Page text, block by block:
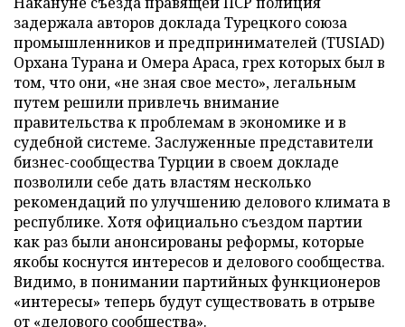
задержала авторов доклада Турецкого союза
промышленников и предпринимателей (TUSIAD)
Орхана Турана и Омера Араса, грех которых был в
том, что они, «не зная свое место», легальным
путем решили привлечь внимание
правительства к проблемам в экономике и в
судебной системе. Заслуженные представители
бизнес-сообщества Турции в своем докладе
позволили себе дать властям несколько
рекомендаций по улучшению делового климата в
республике. Хотя официально съездом партии
как раз были анонсированы реформы, которые
якобы коснутся интересов и делового сообщества.
Видимо, в понимании партийных функционеров
«интересы» теперь будут существовать в отрыве
от «делового сообщества».